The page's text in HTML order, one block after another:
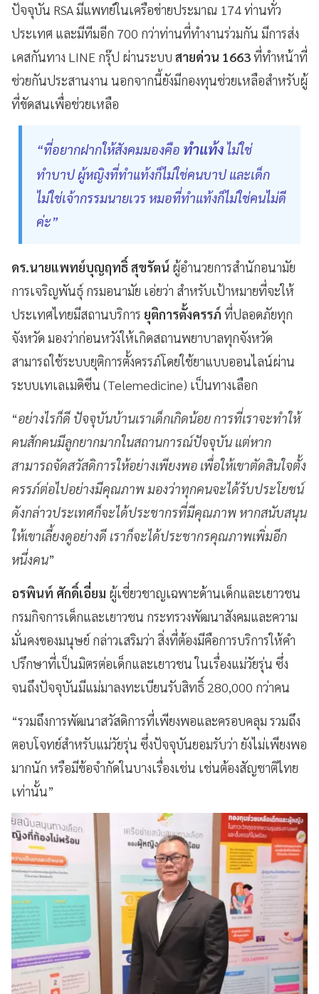
ปัจจุบัน RSA มีแพทย์ในเครือข่ายประมาณ 174 ท่านทั่ว
ประเทศ และมีทีมอีก 700 กว่าท่านที่ทำงานร่วมกัน มีการส่ง
เคสกันทาง LINE กรุ๊ป ผ่านระบบ สายด่วน 1663ที่ทำหน้าที่
ช่วยกันประสานงาน นอกจากนี้ยังมีกองทุนช่วยเหลือสำหรับผู้
ที่ขัดสนเพื่อช่วยเหลือ
“ที่อยากฝากให้สังคมมองคือ ทำแท้ง ไม่ใช่
ทำบาป ผู้หญิงที่ทำแท้งก็ไม่ใช่คนบาป และเด็ก
ไม่ใช่เจ้ากรรมนายเวร หมอที่ทำแท้งก็ไม่ใช่คนไม่ดี
ค่ะ”
ดร.นายแพทย์บุญฤทธิ์ สุขรัตน์ ผู้อำนวยการสำนักอนามัย
การเจริญพันธุ์ กรมอนามัย เอ่ยว่า สำหรับเป้าหมายที่จะให้
ประเทศไทยมีสถานบริการ ยุติการตั้งครรภ์ ที่ปลอดภัยทุก
จังหวัด มองว่าก่อนหวังให้เกิดสถานพยาบาลทุกจังหวัด
สามารถใช้ระบบยุติการตั้งครรภ์โดยใช้ยาแบบออนไลน์ผ่าน
ระบบเทเลเมดิซีน (Telemedicine) เป็นทางเลือก
“อย่างไรก็ดี ปัจจุบันบ้านเราเด็กเกิดน้อย การที่เราจะทำให้
คนสักคนมีลูกยากมากในสถานการณ์ปัจจุบัน แต่หาก
สามารถจัดสวัสดิการให้อย่างเพียงพอ เพื่อให้เขาตัดสินใจตั้ง
ครรภ์ต่อไปอย่างมีคุณภาพ มองว่าทุกคนจะได้รับประโยชน์
ดังกล่าวประเทศก็จะได้ประชากรที่มีคุณภาพ หากสนับสนุน
ให้เขาเลี้ยงดูอย่างดี เราก็จะได้ประชากรคุณภาพเพิ่มอีก
หนึ่งคน”
อรพินท์ ศักดิ์เอี่ยม ผู้เชี่ยวชาญเฉพาะด้านเด็กและเยาวชน
กรมกิจการเด็กและเยาวชน กระทรวงพัฒนาสังคมและความ
มั่นคงของมนุษย์ กล่าวเสริมว่า สิ่งที่ต้องมีคือการบริการให้คำ
ปรึกษาที่เป็นมิตรต่อเด็กและเยาวชน ในเรื่องแม่วัยรุ่น ซึ่ง
จนถึงปัจจุบันมีแม่มาลงทะเบียนรับสิทธิ์ 280,000 กว่าคน
“รวมถึงการพัฒนาสวัสดิการที่เพียงพอและครอบคลุม รวมถึง
ตอบโจทย์สำหรับแม่วัยรุ่น ซึ่งปัจจุบันยอมรับว่า ยังไม่เพียงพอ
มากนัก หรือมีข้อจำกัดในบางเรื่องเช่น เช่นต้องสัญชาติไทย
เท่านั้น”